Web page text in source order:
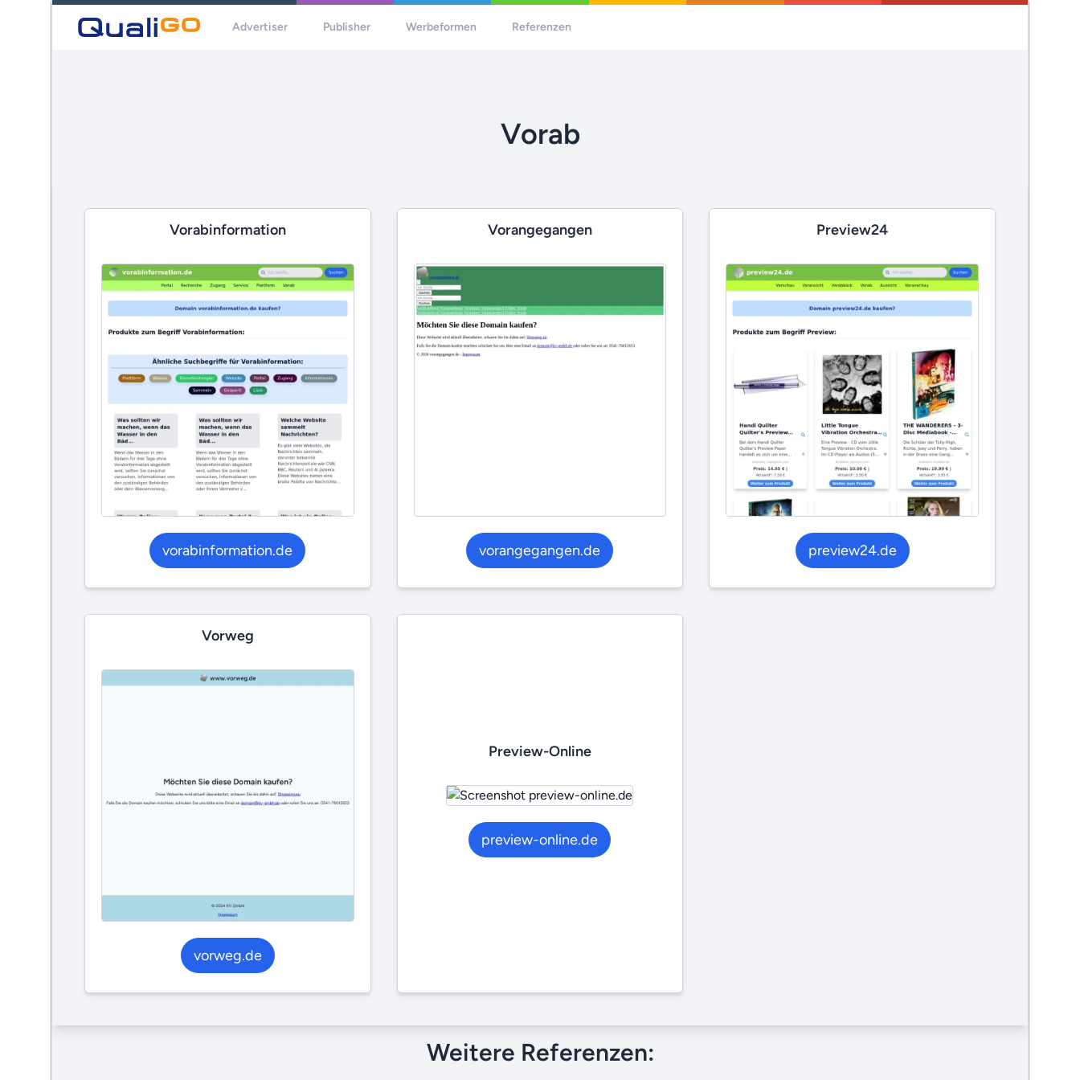
Advertiser Publisher Werbeformen Referenzen
Vorab
Vorabinformation
vorabinformation.de
Vorangegangen
vorangegangen.de
Preview24
preview24.de
Vorweg
vorweg.de
Preview-Online
preview-online.de
Weitere Referenzen: